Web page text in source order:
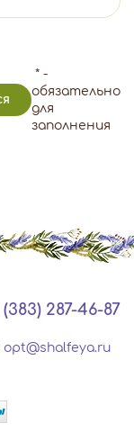
* -
обязательно
для
заполнения
(383) 287-46-87
opt@shalfeya.ru